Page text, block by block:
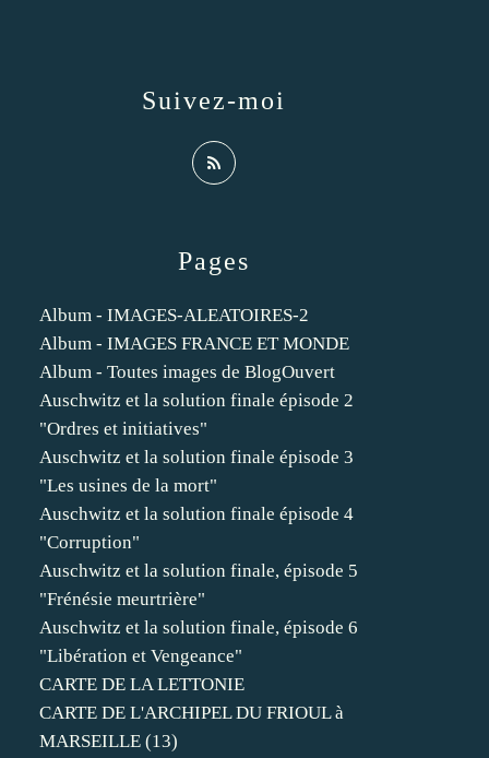
Pages
Album - IMAGES-ALEATOIRES-2
Album - IMAGES FRANCE ET MONDE
Album - Toutes images de BlogOuvert
Auschwitz et la solution finale épisode 2
"Ordres et initiatives"
Auschwitz et la solution finale épisode 3
"Les usines de la mort"
Auschwitz et la solution finale épisode 4
"Corruption"
Auschwitz et la solution finale, épisode 5
"Frénésie meurtrière"
Auschwitz et la solution finale, épisode 6
"Libération et Vengeance"
CARTE DE LA LETTONIE
CARTE DE L'ARCHIPEL DU FRIOUL à
MARSEILLE (13)
Suivez-moi